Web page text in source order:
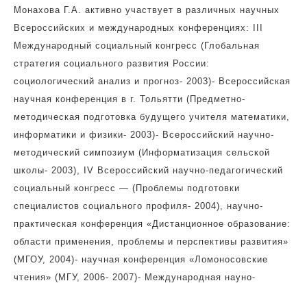
Монахова Г.А. активно участвует в различных научных
Всероссийских и международных конференциях:
Международный социальный конгресс (Глобальная
стратегия социального развития России:
социологический анализ и прогноз- 2003)- Всероссийская
научная конференция в г. Тольятти (Предметно-
методическая подготовка будущего учителя математики,
информатики и физики- 2003)- Всероссийский научно-
методический симпозиум (Информатизация сельской
школы- 2003),
IV Всероссийский научно-педагогический
социальный конгресс — (Проблемы подготовки
специалистов социального профиля- 2004), научно-
практическая конференция «Дистанционное образование:
области применения, проблемы и перспективы развития»
(МГОУ, 2004)- научная конференция «Ломоносовские
чтения» (МГУ, 2006- 2007)- Международная науно-